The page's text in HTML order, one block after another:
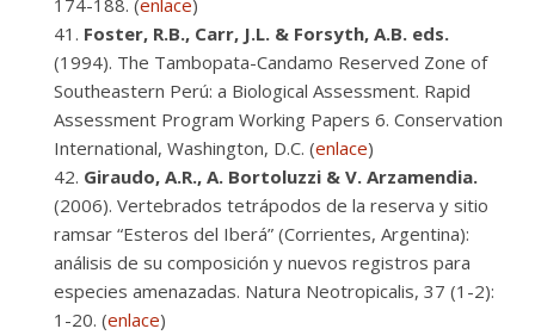
174-188. (enlace)
Foster, R.B., Carr, J.L. & Forsyth, A.B. eds.
(1994). The Tambopata-Candamo Reserved Zone of
Southeastern Perú: a Biological Assessment. Rapid
Assessment Program Working Papers 6. Conservation
International, Washington, D.C. (enlace)
Giraudo, A.R., A. Bortoluzzi & V. Arzamendia.
(2006). Vertebrados tetrápodos de la reserva y sitio
ramsar “Esteros del Iberá” (Corrientes, Argentina):
análisis de su composición y nuevos registros para
especies amenazadas. Natura Neotropicalis, 37 (1-2):
1-20. (enlace)